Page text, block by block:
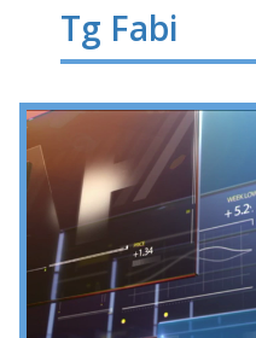
Tg Fabi